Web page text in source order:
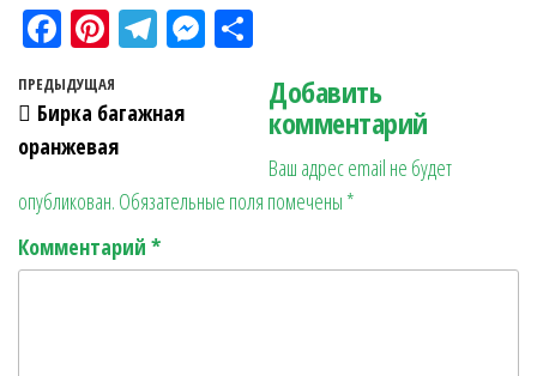
Fa
ce
bo
ok
Pi
nt
er
es
t
Te
gr
M
r
ра
в
ит
ь
Навигация по записям
Предыдущая запись
ПРЕДЫДУЩАЯ
Бирка багажная
оранжевая
Добавить
комментарий
Ваш адрес email не будет
опубликован. Обязательные поля помечены *
Комментарий *